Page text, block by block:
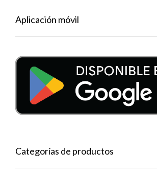
Aplicación móvil
Categorías de productos